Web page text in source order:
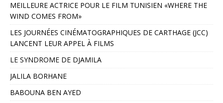
MEILLEURE ACTRICE POUR LE FILM TUNISIEN «WHERE THE
WIND COMES FROM»
LES JOURNÉES CINÉMATOGRAPHIQUES DE CARTHAGE (JCC)
LANCENT LEUR APPEL À FILMS
LE SYNDROME DE DJAMILA
JALILA BORHANE
BABOUNA BEN AYED